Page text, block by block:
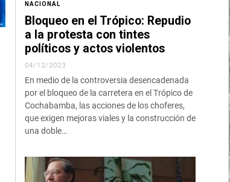
NACIONAL
Bloqueo en el Trópico: Repudio
a la protesta con tintes
políticos y actos violentos
04/12/2023
En medio de la controversia desencadenada
por el bloqueo de la carretera en el Trópico de
Cochabamba, las acciones de los choferes,
que exigen mejoras viales y la construcción de
una doble…